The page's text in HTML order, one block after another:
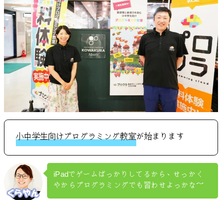
小中学生向けプログラミング教室が始まります
iPadでゲームばっかりしてるから、せっかく
やからプログラミングでも習わせよっかな～